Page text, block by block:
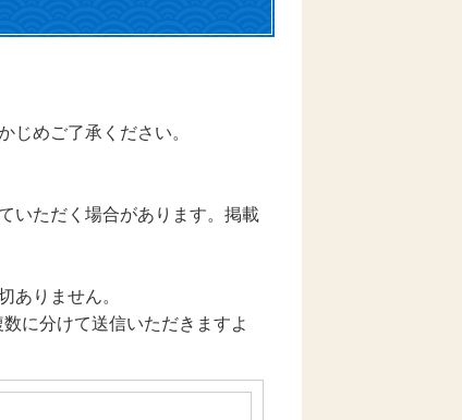
じめご了承ください。
いただく場合があります。掲載
ありません。
に分けて送信いただきますよ